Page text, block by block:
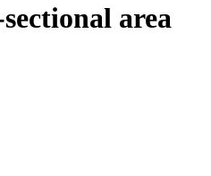
sectional area